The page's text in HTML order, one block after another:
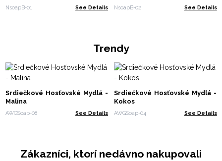
NsoapB-01 See Details NsoapB-02 See Details
Trendy
Srdiečkové Hosťovské Mydlá -
Malina
AWGSoap-08 See Details
Srdiečkové Hosťovské Mydlá -
Kokos
AWGSoap-04 See Details
Zákazníci, ktorí nedávno nakupovali